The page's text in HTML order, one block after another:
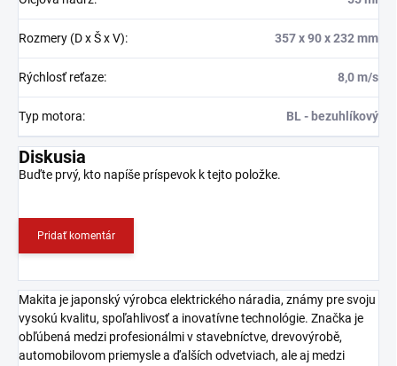
Rozmery (D x Š x V): 357 x 90 x 232 mm
Rýchlosť reťaze: 8,0 m/s
Typ motora: BL - bezuhlíkový
Diskusia
Buďte prvý, kto napíše príspevok k tejto položke.
Pridať komentár
Makita je japonský výrobca elektrického náradia, známy pre svoju
vysokú kvalitu, spoľahlivosť a inovatívne technológie. Značka je
obľúbená medzi profesionálmi v stavebníctve, drevovýrobě,
automobilovom priemysle a ďalších odvetviach, ale aj medzi